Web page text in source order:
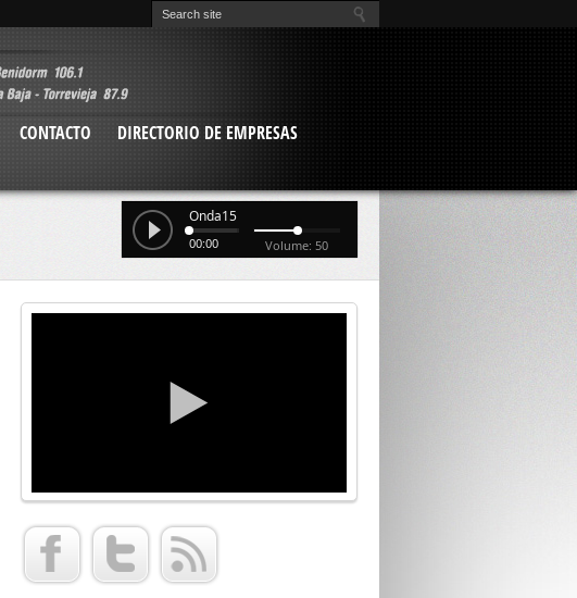
CONTACTO
DIRECTORIO DE EMPRESAS
Onda15
00:00 Volume: 50